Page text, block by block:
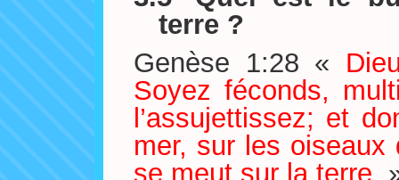
terre ?
Genèse 1:28 «
Soyez féconds,
l’assujettissez; et
mer, sur les
se meut sur la terre.